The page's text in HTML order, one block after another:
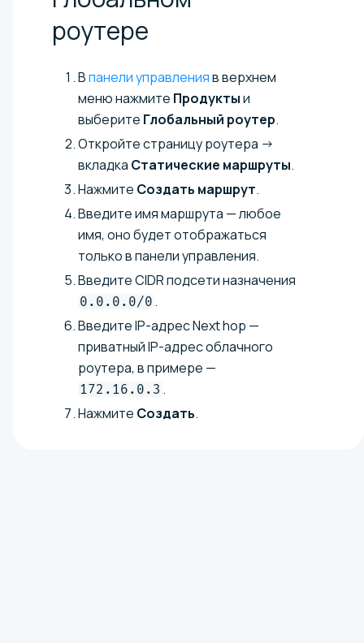
роутере
Впанели управленияв верхнем
меню нажмите Продуктыи
выберите Глобальный роутер.
Откройте страницу роутера →
вкладка Статические маршруты.
Нажмите Создать маршрут.
Введите имя маршрута — любое
имя, оно будет отображаться
только в панели управления.
Введите CIDR подсети назначения
0.0.0.0/0 .
Введите IP-адрес Next hop —
приватный IP-адрес облачного
роутера, в примере —
172.16.0.3 .
Нажмите Создать.